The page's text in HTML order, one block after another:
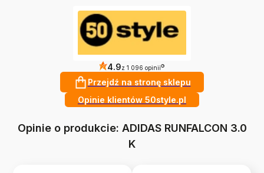
4.9z 1 096 opinii ?
Przejdź na stronę sklepu
Opinie klientów 50style.pl
Opinie o produkcie: ADIDAS RUNFALCON 3.0
K